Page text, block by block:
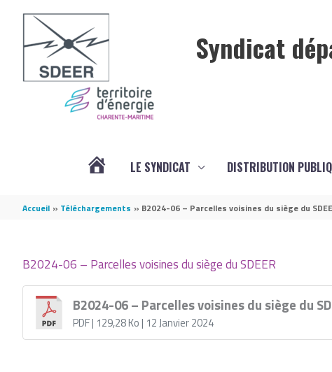
Syndicat
LE SYNDICAT DISTRIBUTION
Accueil Téléchargements B2024-06 – Parcelles voisines du siège du
B2024-06 – Parcelles voisines du siège du SDEER
B2024-06 – Parcelles voisines du siège du
PDF| 129,28 Ko | 12 Janvier 2024